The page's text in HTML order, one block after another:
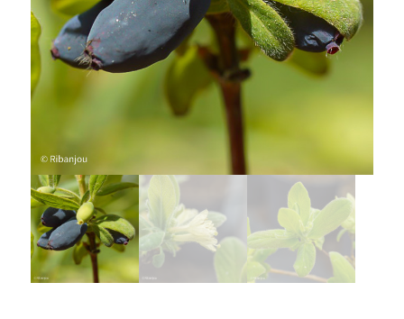
Afficher l'image plus grande